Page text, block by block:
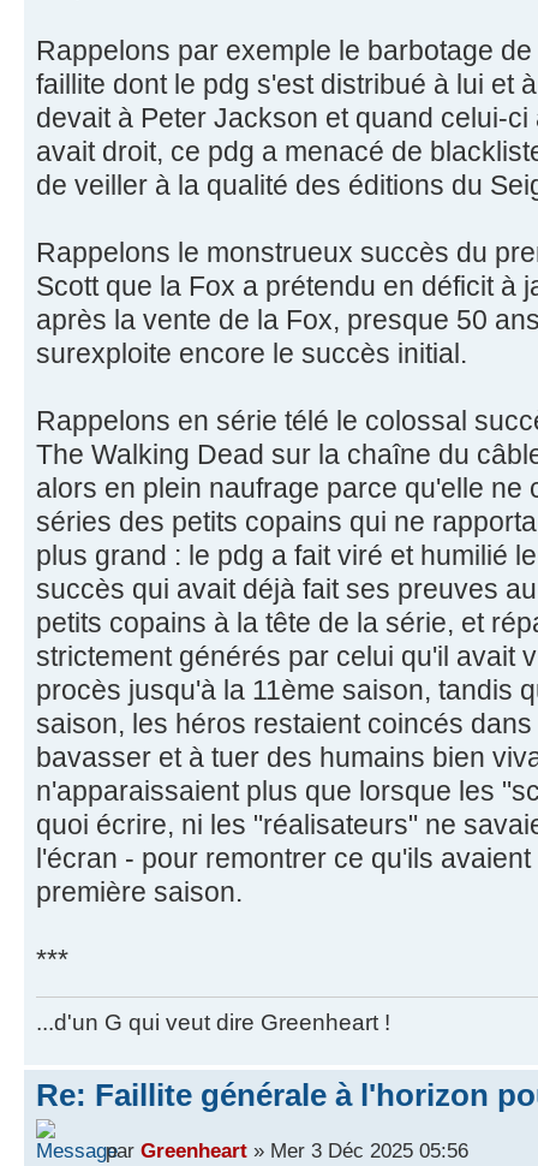
Rappelons par exemple le barbotage
faillite dont le pdg s'est distribué à lui et
devait à Peter Jackson et quand celui-
avait droit, ce pdg a menacé de
de veiller à la qualité des éditions du
Rappelons le monstrueux succès du
Scott que la Fox a prétendu en déficit à
après la vente de la Fox, presque 50
surexploite encore le succès initial.
Rappelons en série télé le colossal
The Walking Dead sur la chaîne du
alors en plein naufrage parce qu'elle ne
séries des petits copains qui ne
plus grand : le pdg a fait viré et humilié
succès qui avait déjà fait ses preuves
petits copains à la tête de la série, et
strictement générés par celui qu'il avait
procès jusqu'à la 11ème saison, tandis
saison, les héros restaient coincés
bavasser et à tuer des humains bien
n'apparaissaient plus que lorsque les
quoi écrire, ni les "réalisateurs" ne
l'écran - pour remontrer ce qu'ils
première saison.
***
...d'un G qui veut dire Greenheart !
Re: Faillite générale à l'horizon
par Greenheart » Mer 3 Déc 2025 05:56